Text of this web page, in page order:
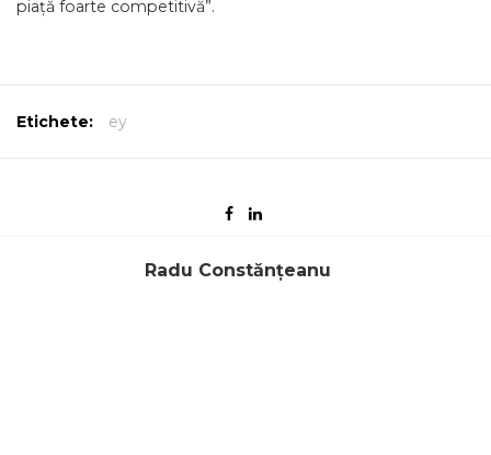
piață foarte competitivă”.
Etichete: ey
Radu Constănțeanu